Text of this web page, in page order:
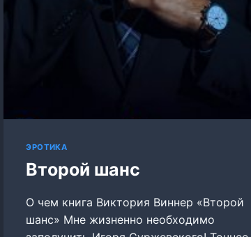
ЭРОТИКА
Второй шанс
О чем книга Виктория Виннер «Второй
шанс» Мне жизненно необходимо